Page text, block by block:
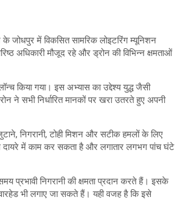
जोधपुर में विकसित सामरिक लोइटरिंग म्यूनिशन
अधिकारी मौजूद रहे और ड्रोन की विभिन्न क्षमताओं
किया गया। इस अभ्यास का उद्देश्य युद्ध जैसी
ने सभी निर्धारित मानकों पर खरा उतरते हुए अपनी
निगरानी, टोही मिशन और सटीक हमलों के लिए
में काम कर सकता है और लगातार लगभग पांच घंटे
प्रभावी निगरानी की क्षमता प्रदान करते हैं। इसके
भी लगाए जा सकते हैं। यही वजह है कि इसे